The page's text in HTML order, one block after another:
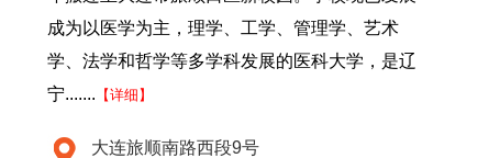
成为以医学为主，理学、工学、管理学、艺术
学、法学和哲学等多学科发展的医科大学，是辽
宁....... 【详细】
大连旅顺南路西段9号